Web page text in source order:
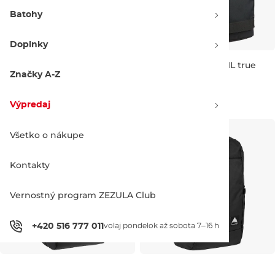
Batohy
Doplnky
Značky A-Z
Výpredaj
Všetko o nákupe
Kontakty
Vernostný program ZEZULA Club
+420 516 777 011 volaj pondelok až sobota 7–16 h
Výpredaj -30 %
22L 43×33×12 CM
Burton Treble Yell 21L true